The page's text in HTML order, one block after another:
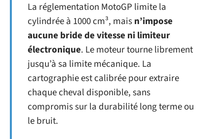
La réglementation MotoGP limite la
cylindrée à 1000 cm³, maisn’impose
aucune bride de vitesse ni limiteur
électronique. Le moteur tourne librement
jusqu’à sa limite mécanique. La
cartographie est calibrée pour extraire
chaque cheval disponible, sans
compromis sur la durabilité long terme ou
le bruit.